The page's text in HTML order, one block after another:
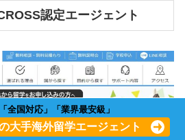
認定エージェント
全国対応」「業界最安級」
大手海外留学エージェント